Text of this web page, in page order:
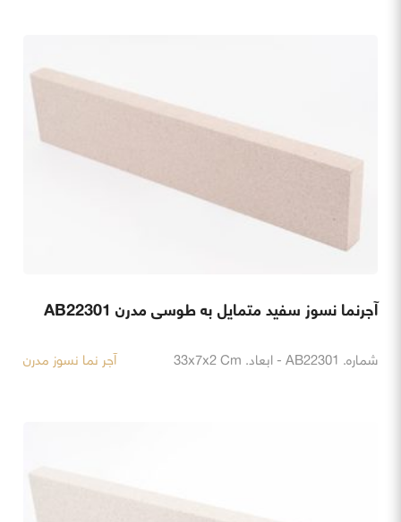
آجرنما نسوز سفید متمایل به طوسی مدرن AB22301
شماره. AB22301 - ابعاد. 33x7x2 Cm آجر نما نسوز مدرن